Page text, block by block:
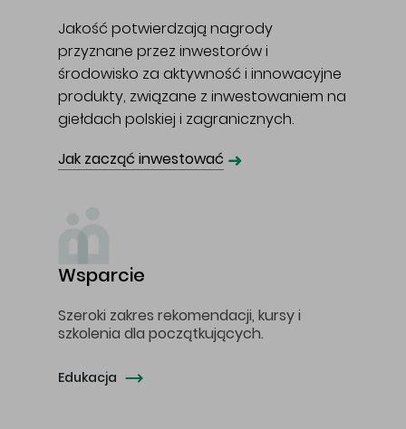
Jakość potwierdzają nagrody
przyznane przez inwestorów i
środowisko za aktywność i innowacyjne
produkty, związane z inwestowaniem na
giełdach polskiej i zagranicznych.
Jak zacząć inwestować ➜
Wsparcie
Szeroki zakres rekomendacji, kursy i
szkolenia dla początkujących.
Edukacja